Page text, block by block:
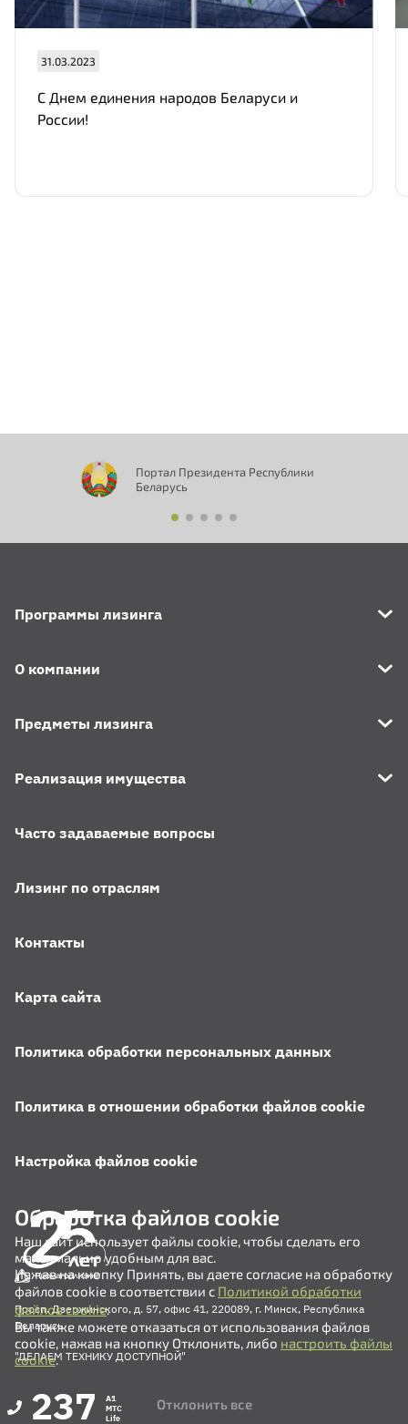
31.03.2023
С Днем единения народов Беларуси и
России!
Портал Президента Республики
Беларусь
Просп. Дзержинского, д. 57, офис 41, 220089, г. Минск, Республика
Беларусь
"ДЕЛАЕМ ТЕХНИКУ ДОСТУПНОЙ"
237
A1
MTC
Life
Программы лизинга
О компании
Предметы лизинга
Реализация имущества
Часто задаваемые вопросы
Лизинг по отраслям
Контакты
Карта сайта
Политика обработки персональных данных
Политика в отношении обработки файлов cookie
Настройка файлов cookie
Обработка файлов cookie
Наш сайт использует файлы cookie, чтобы сделать его
максимально удобным для вас.
Нажав на кнопку Принять, вы даете согласие на обработку
файлов cookie в соответствии с Политикой обработки
файлов cookie.
Вы также можете отказаться от использования файлов
cookie, нажав на кнопку Отклонить, либо настроить файлы
cookie.
Отклонить все
Отправить